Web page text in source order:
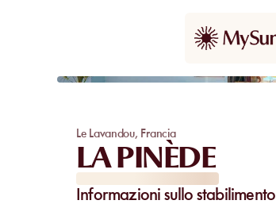
Le Lavandou, Francia
LA PINÈDE
Informazioni sullo stabilimento